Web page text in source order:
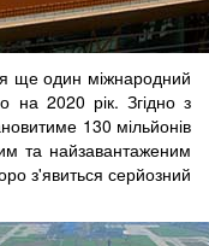
ще один міжнародний
на 2020 рік. Згідно з
130 мільйонів
та найзавантаженим
з'явиться серйозний